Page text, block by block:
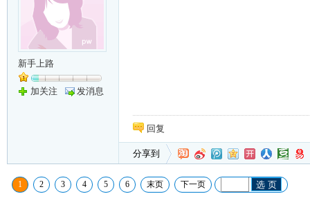
新手上路
加关注 发消息
回复
分享到
1 2 3 4 5 6 末页 下一页 选 页